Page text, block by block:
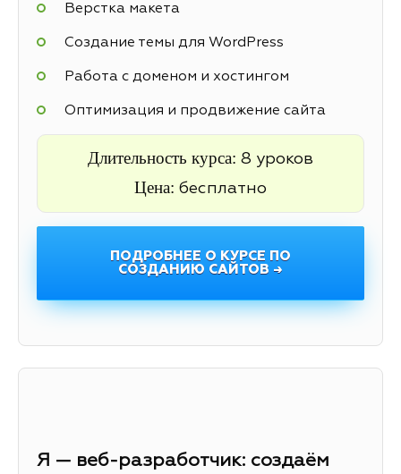
Верстка макета
Создание темы для WordPress
Работа с доменом и хостингом
Оптимизация и продвижение сайта
Длительность курса: 8 уроков
Цена: бесплатно
ПОДРОБНЕЕ О КУРСЕ ПО
СОЗДАНИЮ САЙТОВ →
Я — веб-разработчик: создаём